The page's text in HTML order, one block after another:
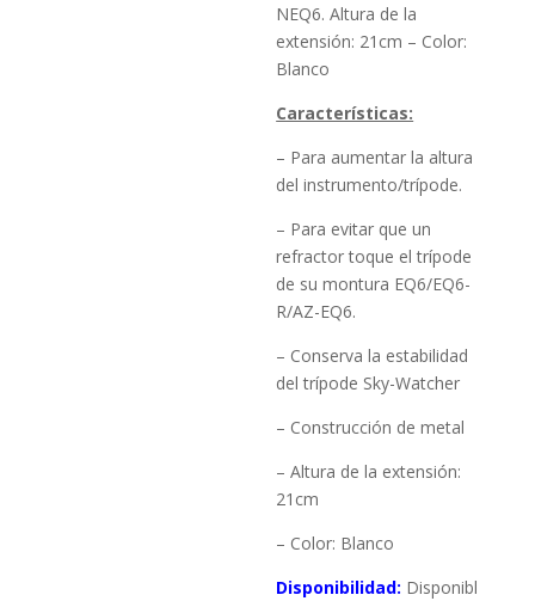
NEQ6. Altura de la
extensión: 21cm – Color:
Blanco
Características:
– Para aumentar la altura
del instrumento/trípode.
– Para evitar que un
refractor toque el trípode
de su montura EQ6/EQ6-
R/AZ-EQ6.
– Conserva la estabilidad
del trípode Sky-Watcher
– Construcción de metal
–Altura de la extensión:
21cm
– Color: Blanco
Disponibilidad: Disponibl